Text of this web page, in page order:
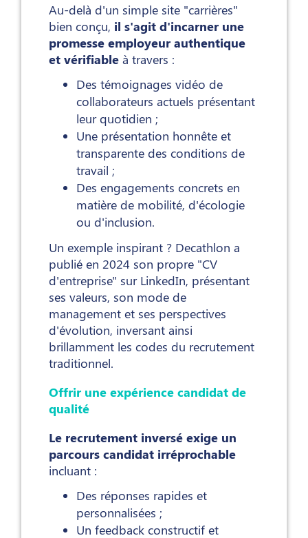
Au-delà d'un simple site "carrières"
bien conçu, il s'agit d'incarner une
promesse employeur authentique
et vérifiable à travers :
Des témoignages vidéo de
collaborateurs actuels présentant
leur quotidien ;
Une présentation honnête et
transparente des conditions de
travail ;
Des engagements concrets en
matière de mobilité, d'écologie
ou d'inclusion.
Un exemple inspirant ? Decathlon a
publié en 2024 son propre "CV
d'entreprise" sur LinkedIn, présentant
ses valeurs, son mode de
management et ses perspectives
d'évolution, inversant ainsi
brillamment les codes du recrutement
traditionnel.
Offrir une expérience candidat de
qualité
Le recrutement inversé exige un
parcours candidat irréprochable
incluant :
Des réponses rapides et
personnalisées ;
Un feedback constructif et